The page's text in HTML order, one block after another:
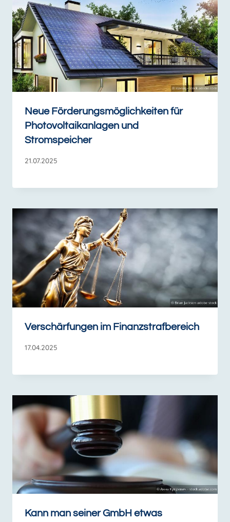
Neue Förderungsmöglichkeiten für
Photovoltaikanlagen und
Stromspeicher
21.07.2025
Verschärfungen im Finanzstrafbereich
17.04.2025
Kann man seiner GmbH etwas